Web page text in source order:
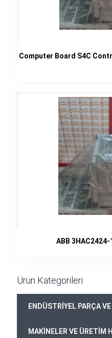
Computer Board S4C
ABB
Ürün Kategorileri
ENDÜSTRİYEL PARÇA
MAKİNELER VE ÜRETİM